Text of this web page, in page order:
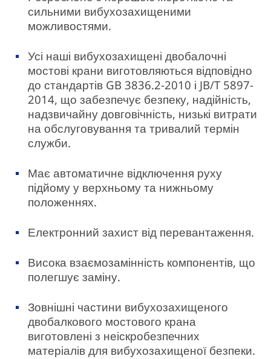
сильними вибухозахищеними
можливостями.
Усі наші вибухозахищені двобалочні
мостові крани виготовляються відповідно
до стандартів GB 3836.2-2010 і JB/T 5897-
2014, що забезпечує безпеку, надійність,
надзвичайну довговічність, низькі витрати
на обслуговування та тривалий термін
служби.
Має автоматичне відключення руху
підйому у верхньому та нижньому
положеннях.
Електронний захист від перевантаження.
Висока взаємозамінність компонентів, що
полегшує заміну.
Зовнішні частини вибухозахищеного
двобалкового мостового крана
виготовлені з неіскробезпечних
матеріалів для вибухозахищеної безпеки.